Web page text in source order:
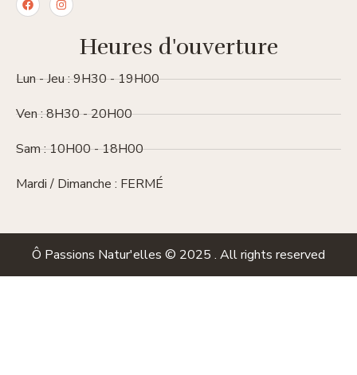
Heures d'ouverture
Lun - Jeu : 9H30 - 19H00
Ven : 8H30 - 20H00
Sam : 10H00 - 18H00
Mardi / Dimanche : FERMÉ
Ô Passions Natur'elles © 2025 . All rights reserved